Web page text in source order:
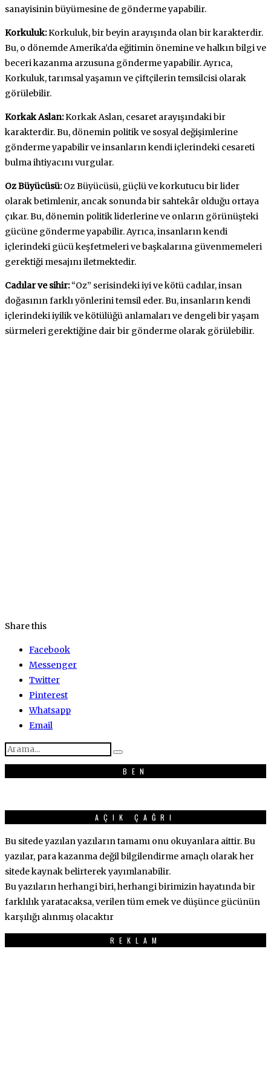
sanayisinin büyümesine de gönderme yapabilir.
Korkuluk:Korkuluk, bir beyin arayışında olan bir karakterdir.
Bu, o dönemde Amerika’da eğitimin önemine ve halkın bilgi ve
beceri kazanma arzusuna gönderme yapabilir. Ayrıca,
Korkuluk, tarımsal yaşamın ve çiftçilerin temsilcisi olarak
görülebilir.
Korkak Aslan:Korkak Aslan, cesaret arayışındaki bir
karakterdir. Bu, dönemin politik ve sosyal değişimlerine
gönderme yapabilir ve insanların kendi içlerindeki cesareti
bulma ihtiyacını vurgular.
Oz Büyücüsü:Oz Büyücüsü, güçlü ve korkutucu bir lider
olarak betimlenir, ancak sonunda bir sahtekâr olduğu ortaya
çıkar. Bu, dönemin politik liderlerine ve onların görünüşteki
gücüne gönderme yapabilir. Ayrıca, insanların kendi
içlerindeki gücü keşfetmeleri ve başkalarına güvenmemeleri
gerektiği mesajını iletmektedir.
Cadılar ve sihir:“Oz” serisindeki iyi ve kötü cadılar, insan
doğasının farklı yönlerini temsil eder. Bu, insanların kendi
içlerindeki iyilik ve kötülüğü anlamaları ve dengeli bir yaşam
sürmeleri gerektiğine dair bir gönderme olarak görülebilir.
Share this
Facebook
Messenger
Twitter
Pinterest
Whatsapp
Email
BEN
AÇIK ÇAĞRI
Bu sitede yazılan yazıların tamamı onu okuyanlara aittir. Bu
yazılar, para kazanma değil bilgilendirme amaçlı olarak her
sitede kaynak belirterek yayımlanabilir.
Bu yazıların herhangi biri, herhangi birimizin hayatında bir
farklılık yaratacaksa, verilen tüm emek ve düşünce gücünün
karşılığı alınmış olacaktır
REKLAM